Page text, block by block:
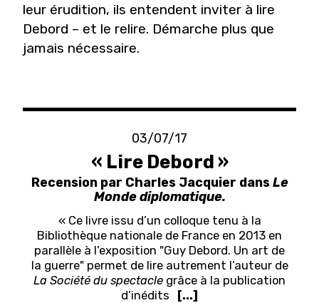
leur érudition, ils entendent inviter à lire
Debord – et le relire. Démarche plus que
jamais nécessaire.
03/07/17
« Lire Debord »
Recension par Charles Jacquier dans Le
Monde diplomatique.
« Ce livre issu d’un colloque tenu à la
Bibliothèque nationale de France en 2013 en
parallèle à l’exposition "Guy Debord. Un art de
la guerre" permet de lire autrement l’auteur de
La Société du spectacle grâce à la publication
d’inédits
[...]